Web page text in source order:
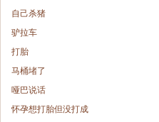
自己杀猪
驴拉车
打胎
马桶堵了
哑巴说话
怀孕想打胎但没打成